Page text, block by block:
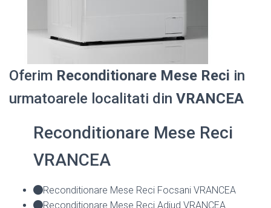
Oferim Reconditionare Mese Reci in
urmatoarele localitati din VRANCEA
Reconditionare Mese Reci
VRANCEA
Reconditionare Mese Reci Focsani VRANCEA
Reconditionare Mese Reci Adjud VRANCEA